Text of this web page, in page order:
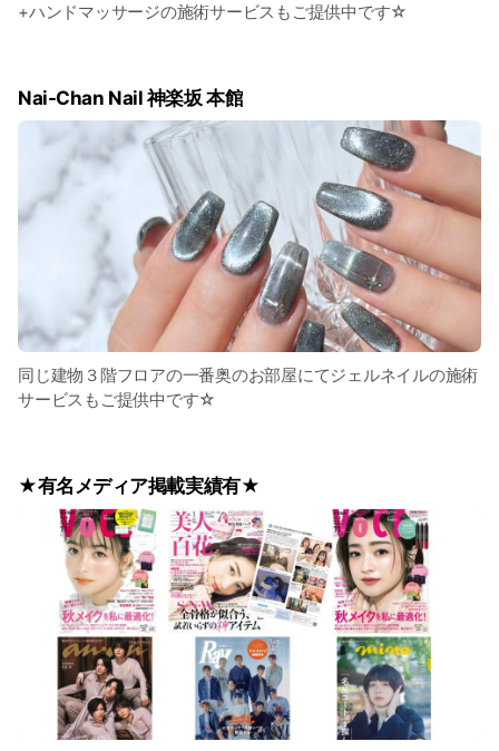
+ハンドマッサージの施術サービスもご提供中です☆
Nai-Chan Nail 神楽坂 本館
同じ建物３階フロアの一番奥のお部屋にてジェルネイルの施術
サービスもご提供中です☆
★有名メディア掲載実績有★